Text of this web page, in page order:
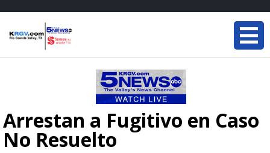
Arrestan a Fugitivo en Caso
No Resuelto